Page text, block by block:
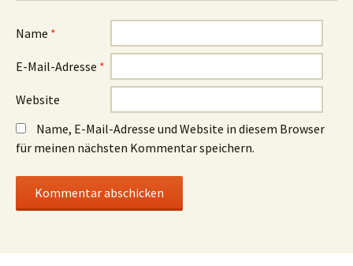
Name *
E-Mail-Adresse *
Website
Name, E-Mail-Adresse und Website in diesem Browser
für meinen nächsten Kommentar speichern.